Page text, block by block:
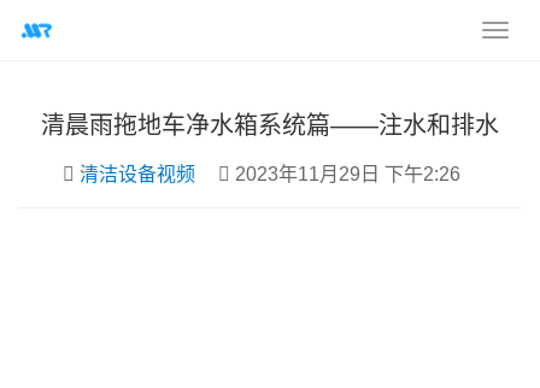
清晨雨拖地车净水箱系统篇——注水和排水
清洁设备视频 2023年11月29日 下午2:26